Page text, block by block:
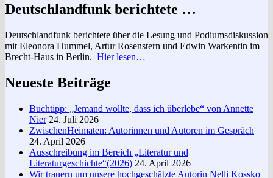
Deutschlandfunk berichtete …
Deutschlandfunk berichtete über die Lesung und Podiumsdiskussion
mit Eleonora Hummel, Artur Rosenstern und Edwin Warkentin im
Brecht-Haus in Berlin. Hier lesen…
Neueste Beiträge
Buchtipp: „Jemand wollte, dass ich überlebe“ von Annette
Nier 24. Juli 2026
ZwischenHeimaten: Autorinnen und Autoren im Gespräch
24. April 2026
Ausschreibung im Bereich „Literatur und
Literaturgeschichte“(2026) 24. April 2026
Wir trauern um unsere hochgeschätzte Autorin Nelli Kossko